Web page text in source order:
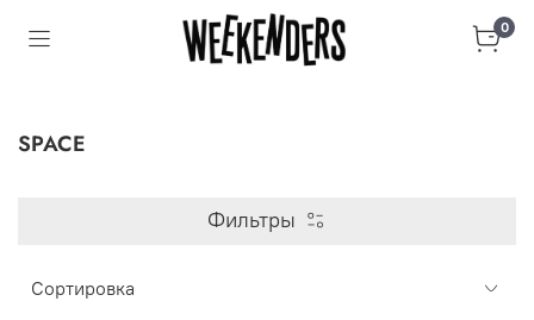
0
SPACE
Фильтры